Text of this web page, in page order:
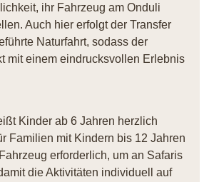
ihr Fahrzeug am Onduli
Auch hier erfolgt der Transfer
Naturfahrt, sodass der
mit einem eindrucksvollen Erlebnis
Kinder ab 6 Jahren herzlich
Familien mit Kindern bis 12 Jahren
erforderlich, um an Safaris
die Aktivitäten individuell auf